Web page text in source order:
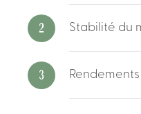
2 Stabilité du
3 Rendements